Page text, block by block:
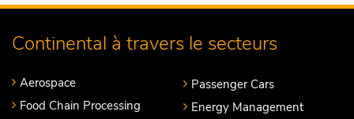
Continental à travers le secteurs
Aerospace
Food Chain Processing
Passenger Cars
Energy Management